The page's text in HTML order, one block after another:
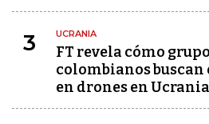
3 UCRANIA
FT revela cómo
colombianos
en drones en Ucrania